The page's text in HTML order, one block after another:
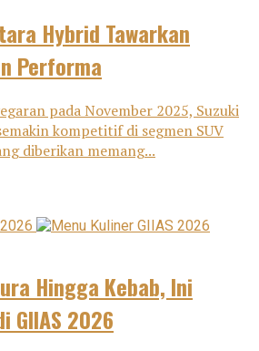
Hybrid Tawarkan
Performa
pada November 2025, Suzuki
kompetitif di segmen SUV
diberikan memang...
Hingga Kebab, Ini
GIIAS 2026